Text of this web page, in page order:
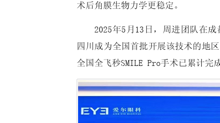
术后角膜生物力学更稳定。
2025年5月13日，周进团队在
四川成为全国首批开展该技术的地
全国全飞秒SMILE Pro手术已累计完